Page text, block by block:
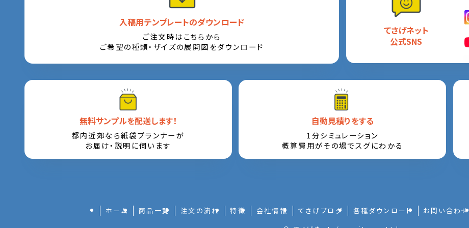
入稿用テンプレートのダウンロード
ご注文時はこちらから
ご希望の種類・ザイズの展開図をダウンロード
てさげネット
公式SNS
無料サンプルを配送します！
都内近郊なら紙袋プランナーが
お届け・説明に伺います
自動見積りをする
1分シミュレーション
概算費用がその場でスグにわかる
ホーム 商品一覧 注文の流れ 特徴 会社情報 てさげブログ 各種ダウンロード お問い合わせ